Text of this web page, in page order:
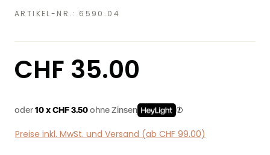
ARTIKEL-NR.: 6590.04
Regulärer Preis:
CHF 35.00
oder 10 x CHF 3.50 ohne Zinsen
Preise inkl. MwSt. und Versand (ab CHF 99.00)